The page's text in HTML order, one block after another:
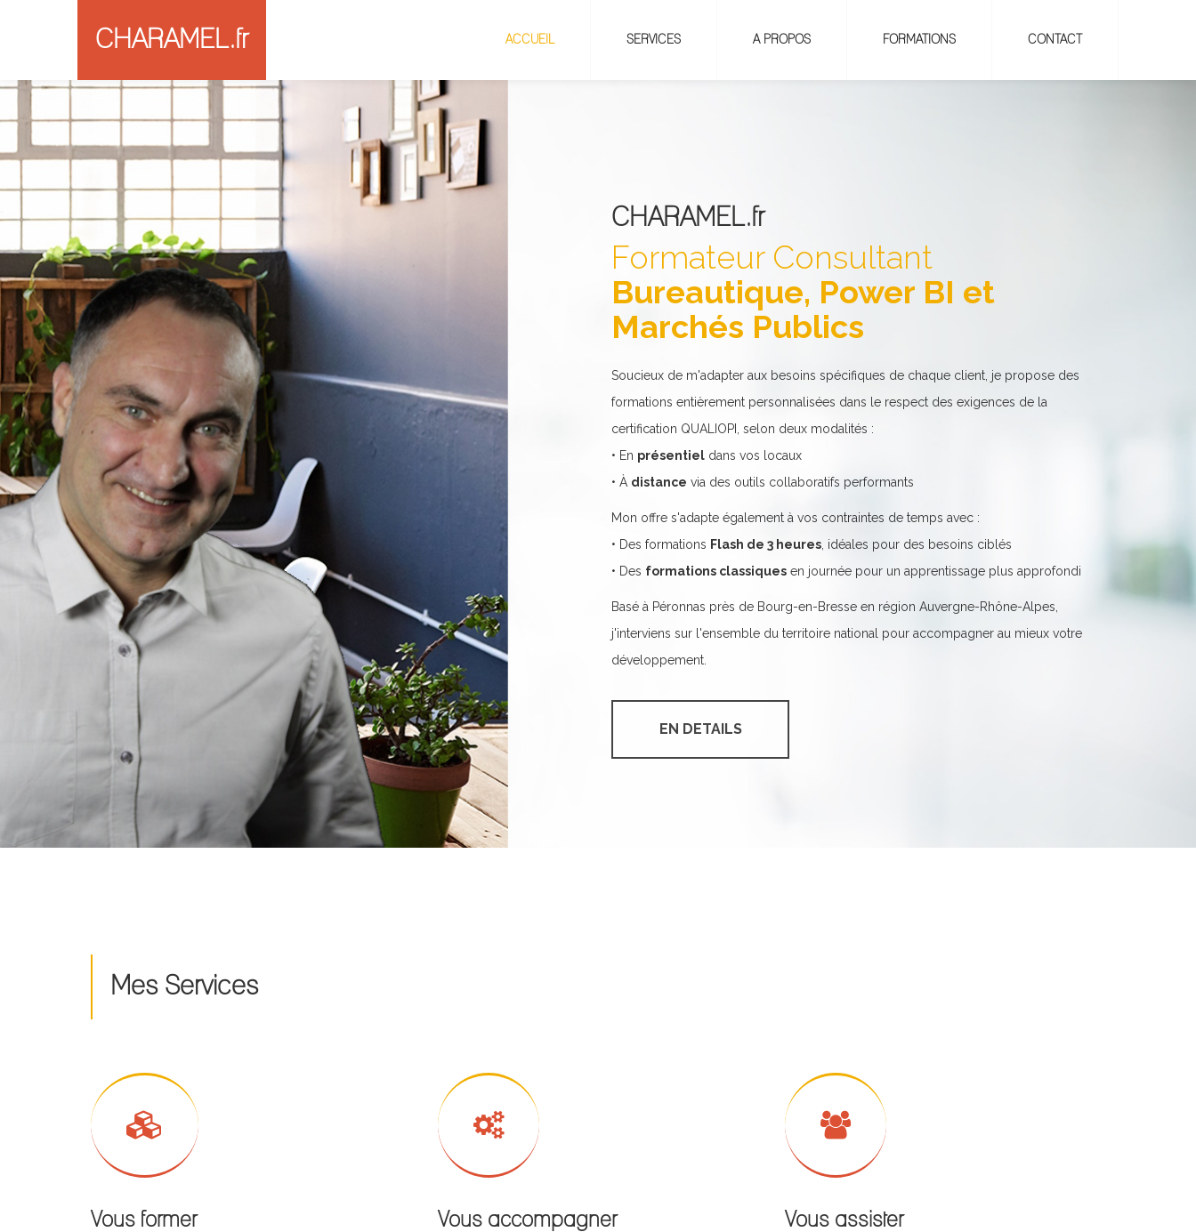
CHARAMEL.fr ACCUEIL SERVICES A PROPOS FORMATIONS CONTACT
CHARAMEL.fr
Formateur Consultant
Bureautique, Power BI et
Marchés Publics
Soucieux de m'adapter aux besoins spécifiques de chaque client, je propose des
formations entièrement personnalisées dans le respect des exigences de la
certification QUALIOPI, selon deux modalités :
• En présentiel dans vos locaux
• À distance via des outils collaboratifs performants
Mon offre s'adapte également à vos contraintes de temps avec :
• Des formations Flash de 3 heures , idéales pour des besoins ciblés
• Des formations classiques en journée pour un apprentissage plus approfondi
Basé à Péronnas près de Bourg-en-Bresse en région Auvergne-Rhône-Alpes,
j'interviens sur l'ensemble du territoire national pour accompagner au mieux votre
développement.
EN DETAILS
Mes Services
Vous former Vous accompagner Vous assister